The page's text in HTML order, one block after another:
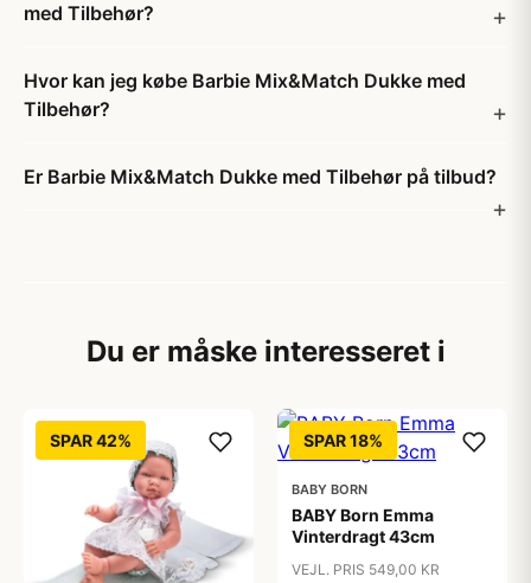
med Tilbehør?
Hvor kan jeg købe Barbie Mix&Match Dukke med
Tilbehør?
Er Barbie Mix&Match Dukke med Tilbehør på tilbud?
Du er måske interesseret i
SPAR 42% SPAR 18%
BABY BORN
BABY Born Emma
Vinterdragt 43cm
VEJL. PRIS 549,00 KR